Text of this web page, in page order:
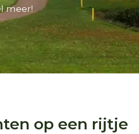
meer!
op een rijtje